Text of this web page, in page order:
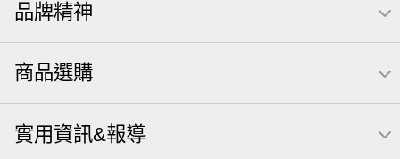
品牌精神
商品選購
實用資訊&報導